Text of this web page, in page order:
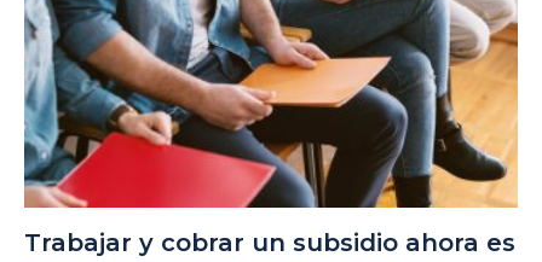
Trabajar y cobrar un subsidio ahora es